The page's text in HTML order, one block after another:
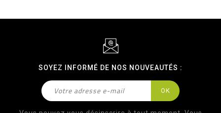
SOYEZ INFORMÉ DE NOS NOUVEAUTÉS :